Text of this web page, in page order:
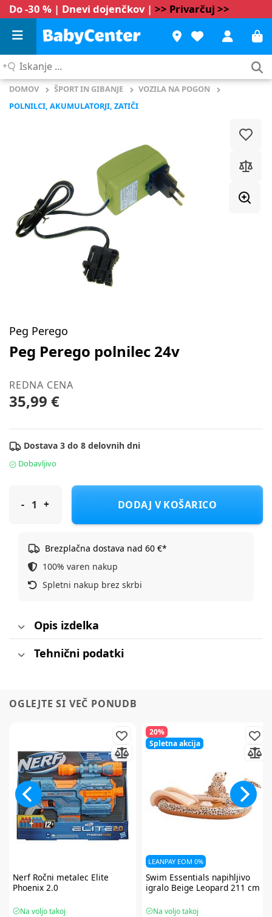
Do -30 % | Dnevi dojenčkov | >> Privarčuj >>
Iskanje
DOMOV ŠPORT IN GIBANJE
VOZILA NA POGON
POLNILCI, AKUMULATORJI, ZATIČI
Peg Perego
Peg Perego polnilec 24v
REDNA CENA
35,99 €
Dostava 3 do 8 delovnih dni
Dobavljivo
Peg Perego polnilec 24v
DODAJ V KOŠARICO
Brezplačna dostava nad 60 €*
100% varen nakup
Spletni nakup brez skrbi
Opis izdelka
Tehnični podatki
OGLEJTE SI VEČ PONUDB
NerfRočni metalec Elite
Phoenix 2.0
Na voljo takoj
20%
Spletna akcija
LEANPAY EOM 0%
Swim Essentials napihljivo
igralo Beige Leopard 211 cm
Na voljo takoj